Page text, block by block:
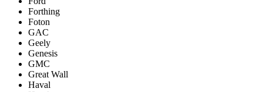
Forthing
Foton
GAC
Geely
Genesis
GMC
Great Wall
Haval